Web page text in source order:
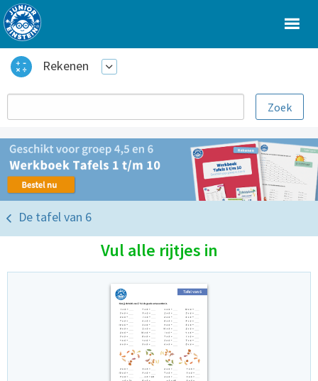
Rekenen
De tafel van 6
Vul alle rijtjes in